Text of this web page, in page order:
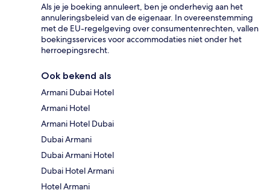
Als je je boeking annuleert, ben je onderhevig aan het
annuleringsbeleid van de eigenaar. In overeenstemming
met de EU-regelgeving over consumentenrechten, vallen
boekingsservices voor accommodaties niet onder het
herroepingsrecht.
Ook bekend als
Armani Dubai Hotel
Armani Hotel
Armani Hotel Dubai
Dubai Armani
Dubai Armani Hotel
Dubai Hotel Armani
Hotel Armani